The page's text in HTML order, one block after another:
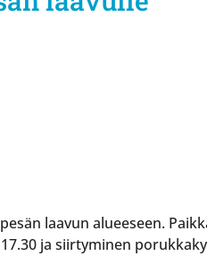
laavun alueeseen.
ja siirtyminen